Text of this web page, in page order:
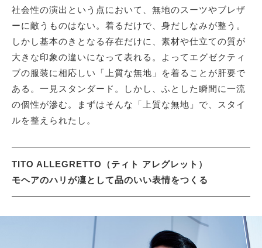
社会性の演出という点において、無地のスーツやブレザ
ーに敵うものはない。着るだけで、身だしなみが整う。
しかし基本のきとなる存在だけに、素材や仕立ての質が
大きな印象の違いになって表れる。よってエグゼクティ
ブの服装に相応しい「上質な無地」を着ることが肝要で
ある。一見スタンダード。しかし、ふとした瞬間に一流
の個性が滲む。まずはそんな「上質な無地」で、スタイ
ルを整えられたし。
TITO ALLEGRETTO（ティト アレグレット）
モヘアのハリが凜として品のいい表情をつくる